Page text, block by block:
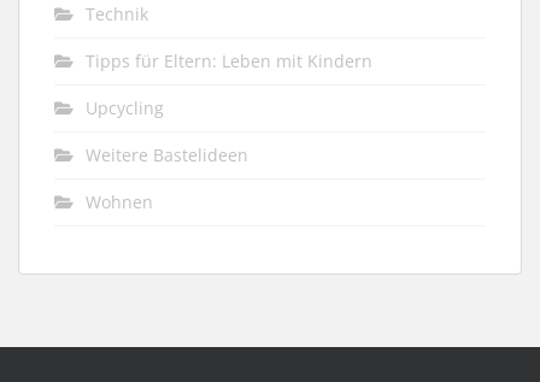
Technik
Tipps für Eltern: Leben mit Kindern
Upcycling
Weitere Bastelideen
Wohnen